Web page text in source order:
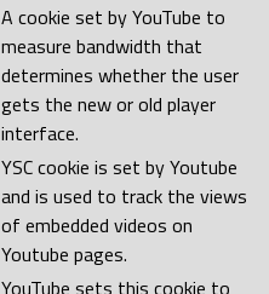
A cookie set by YouTube to
measure bandwidth that
determines whether the user
gets the new or old player
interface.
YSC cookie is set by Youtube
and is used to track the views
of embedded videos on
Youtube pages.
YouTube sets this cookie to